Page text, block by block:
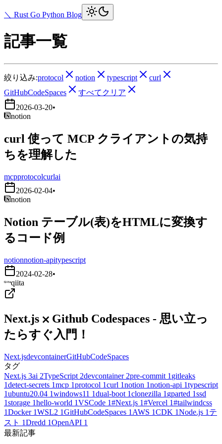
＼ Rust Go Python Blog
記事一覧
絞り込み:protocol notion typescript
curl
GitHubCodeSpaces
すべてクリア
2026-03-20•
notion
curl 使って MCP クライアントの気持
ちを理解した
mcpprotocolcurlai
2026-02-04•
notion
Notion テーブル(表)をHTMLに変換す
るコード例
notionnotion-apitypescript
2024-02-28•
qiita
Next.js ⨉ Github Codespaces - 思い立っ
たらすぐ入門！
Next.jsdevcontainerGitHubCodeSpaces
タグ
Next.js 3ai 2TypeScript 2devcontainer 2pre-commit 1 gitleaks
1detect-secrets 1mcp 1protocol 1curl 1notion 1notion-api 1typescript
1ubuntu20.04 1windows11 1dual-boot 1clonezilla 1 gparted 1ssd
1storage 1hello-world 1VSCode 1#Next.js 1#Vercel 1#tailwindcss
1Docker 1WSL2 1GitHubCodeSpaces 1 AWS 1CDK 1Node.js 1 テ
スト 1Dredd 1OpenAPI 1
最新記事